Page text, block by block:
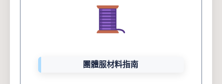
團體服材料指南